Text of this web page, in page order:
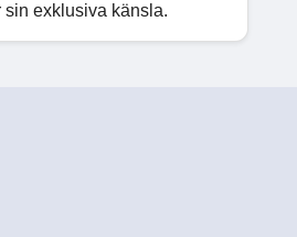
sin exklusiva känsla.